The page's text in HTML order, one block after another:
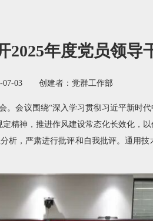
2025年度党员领导
07-03 创建者：党群工作部
会议围绕“深入学习贯彻习近平新时
精神，推进作风建设常态化长效化，
析，严肃进行批评和自我批评。通用